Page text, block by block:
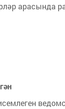
арасында